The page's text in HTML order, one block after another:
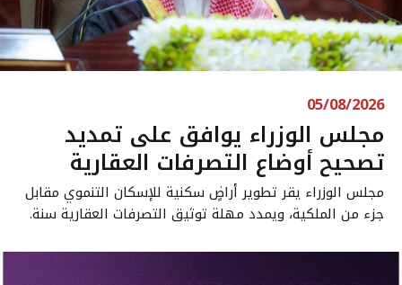
05/08/2026
مجلس الوزراء يوافق على تمديد
تصحيح أوضاع التصرفات العقارية
مجلس الوزراء يقر تطوير أراضٍ سكنية للإسكان التنموي مقابل
جزء من الملكية، ويمدد مهلة توثيق التصرفات العقارية سنة.